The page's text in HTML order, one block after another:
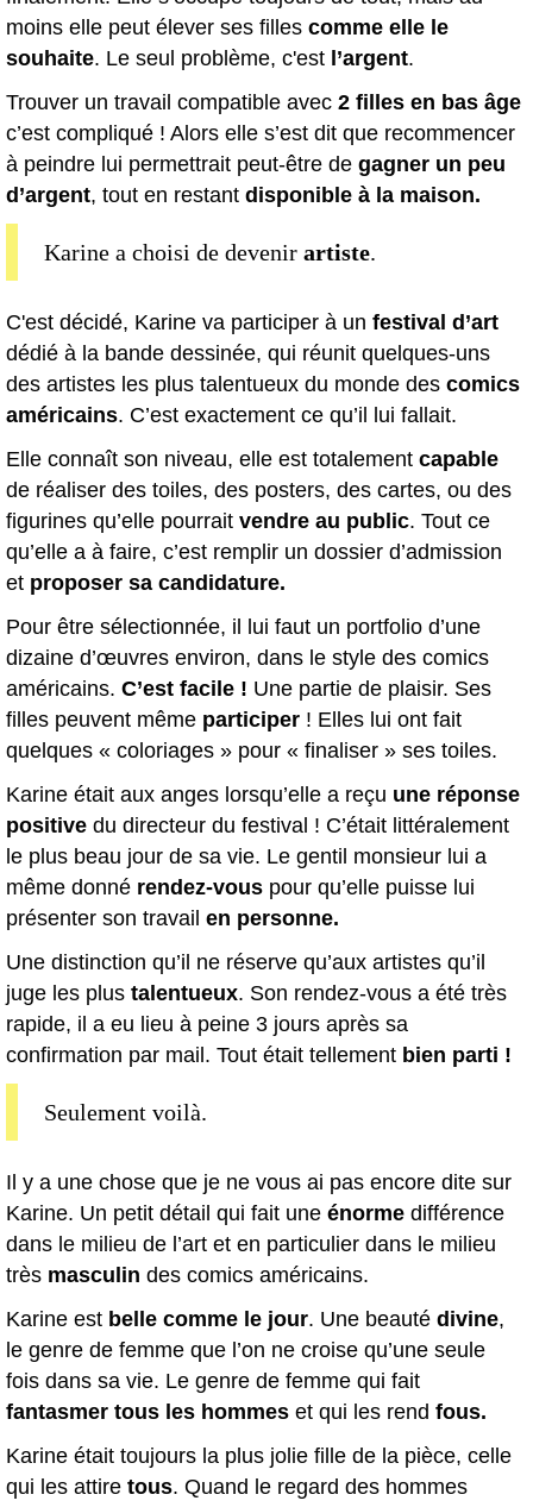
moins elle peut élever ses filles comme elle le
souhaite. Le seul problème, c'est l’argent.
Trouver un travail compatible avec 2 filles en bas âge
c’est compliqué ! Alors elle s’est dit que recommencer
à peindre lui permettrait peut-être de gagner un peu
d’argent, tout en restant disponible à la maison.
Karine a choisi de devenir artiste.
C'est décidé, Karine va participer à un festival d’art
dédié à la bande dessinée, qui réunit quelques-uns
des artistes les plus talentueux du monde des comics
américains. C’est exactement ce qu’il lui fallait.
Elle connaît son niveau, elle est totalement capable
de réaliser des toiles, des posters, des cartes, ou des
figurines qu’elle pourrait vendre au public. Tout ce
qu’elle a à faire, c’est remplir un dossier d’admission
et proposer sa candidature.
Pour être sélectionnée, il lui faut un portfolio d’une
dizaine d’œuvres environ, dans le style des comics
américains. C’est facile ! Une partie de plaisir. Ses
filles peuvent même participer ! Elles lui ont fait
quelques « coloriages » pour « finaliser » ses toiles.
Karine était aux anges lorsqu’elle a reçu une réponse
positive du directeur du festival ! C’était littéralement
le plus beau jour de sa vie. Le gentil monsieur lui a
même donné rendez-vous pour qu’elle puisse lui
présenter son travail en personne.
Une distinction qu’il ne réserve qu’aux artistes qu’il
juge les plus talentueux. Son rendez-vous a été très
rapide, il a eu lieu à peine 3 jours après sa
confirmation par mail. Tout était tellement bien parti !
Seulement voilà.
Il y a une chose que je ne vous ai pas encore dite sur
Karine. Un petit détail qui fait une énorme différence
dans le milieu de l’art et en particulier dans le milieu
très masculin des comics américains.
Karine est belle comme le jour. Une beauté divine,
le genre de femme que l’on ne croise qu’une seule
fois dans sa vie. Le genre de femme qui fait
fantasmer tous les hommes et qui les rend fous.
Karine était toujours la plus jolie fille de la pièce, celle
qui les attire tous. Quand le regard des hommes